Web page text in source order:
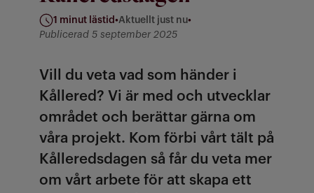
1 minut lästid •Aktuellt just nu•
Kategori: Aktuellt just nu
Publicerad 5 september 2025
Vill du veta vad som händer i
Kållered? Vi är med och utvecklar
området och berättar gärna om
våra projekt. Kom förbi vårt tält på
Kålleredsdagen så får du veta mer
om vårt arbete för att skapa ett